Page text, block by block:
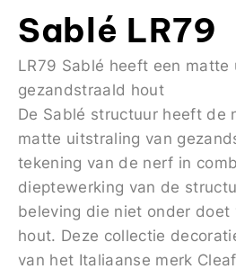
Sablé LR79
LR79 Sablé heeft een matte
gezandstraald hout
De Sablé structuur heeft de
matte uitstraling van
tekening van de nerf in
dieptewerking van de
beleving die niet onder doet
hout. Deze collectie
van het Italiaanse merk